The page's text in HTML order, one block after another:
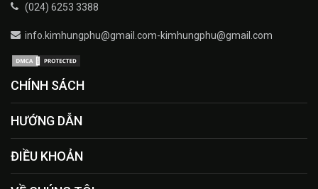
(024) 6253 3388
info.kimhungphu@gmail.com-kimhungphu@gmail.com
CHÍNH SÁCH
HƯỚNG DẪN
ĐIỀU KHOẢN